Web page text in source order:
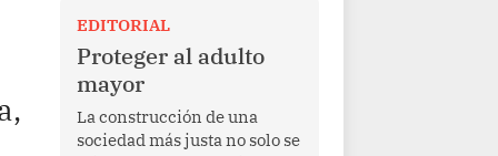
EDITORIAL
Proteger al adulto
mayor
La construcción de una
sociedad más justa no solo se